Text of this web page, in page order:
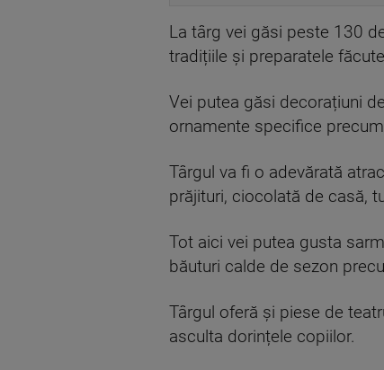
La târg vei găsi peste 130
tradițiile și preparatele
Vei putea găsi decorațiuni
ornamente specifice
Târgul va fi o adevărată
prăjituri, ciocolată de casă,
Tot aici vei putea gusta
băuturi calde de sezon
Târgul oferă și piese de
asculta dorințele copiilor.